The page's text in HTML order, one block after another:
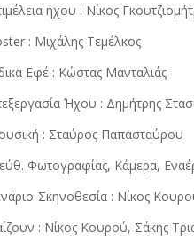
ήχου : Νίκος
: Μιχάλης Τεμέλκος
Εφέ : Κώστας Μανταλιάς
Ήχου : Δημήτρης
: Σταύρος Παπασταύρου
Φωτογραφίας, Κάμερα,
Σκηνοθεσία : Νίκος
: Νίκος Κουρού, Σάκης